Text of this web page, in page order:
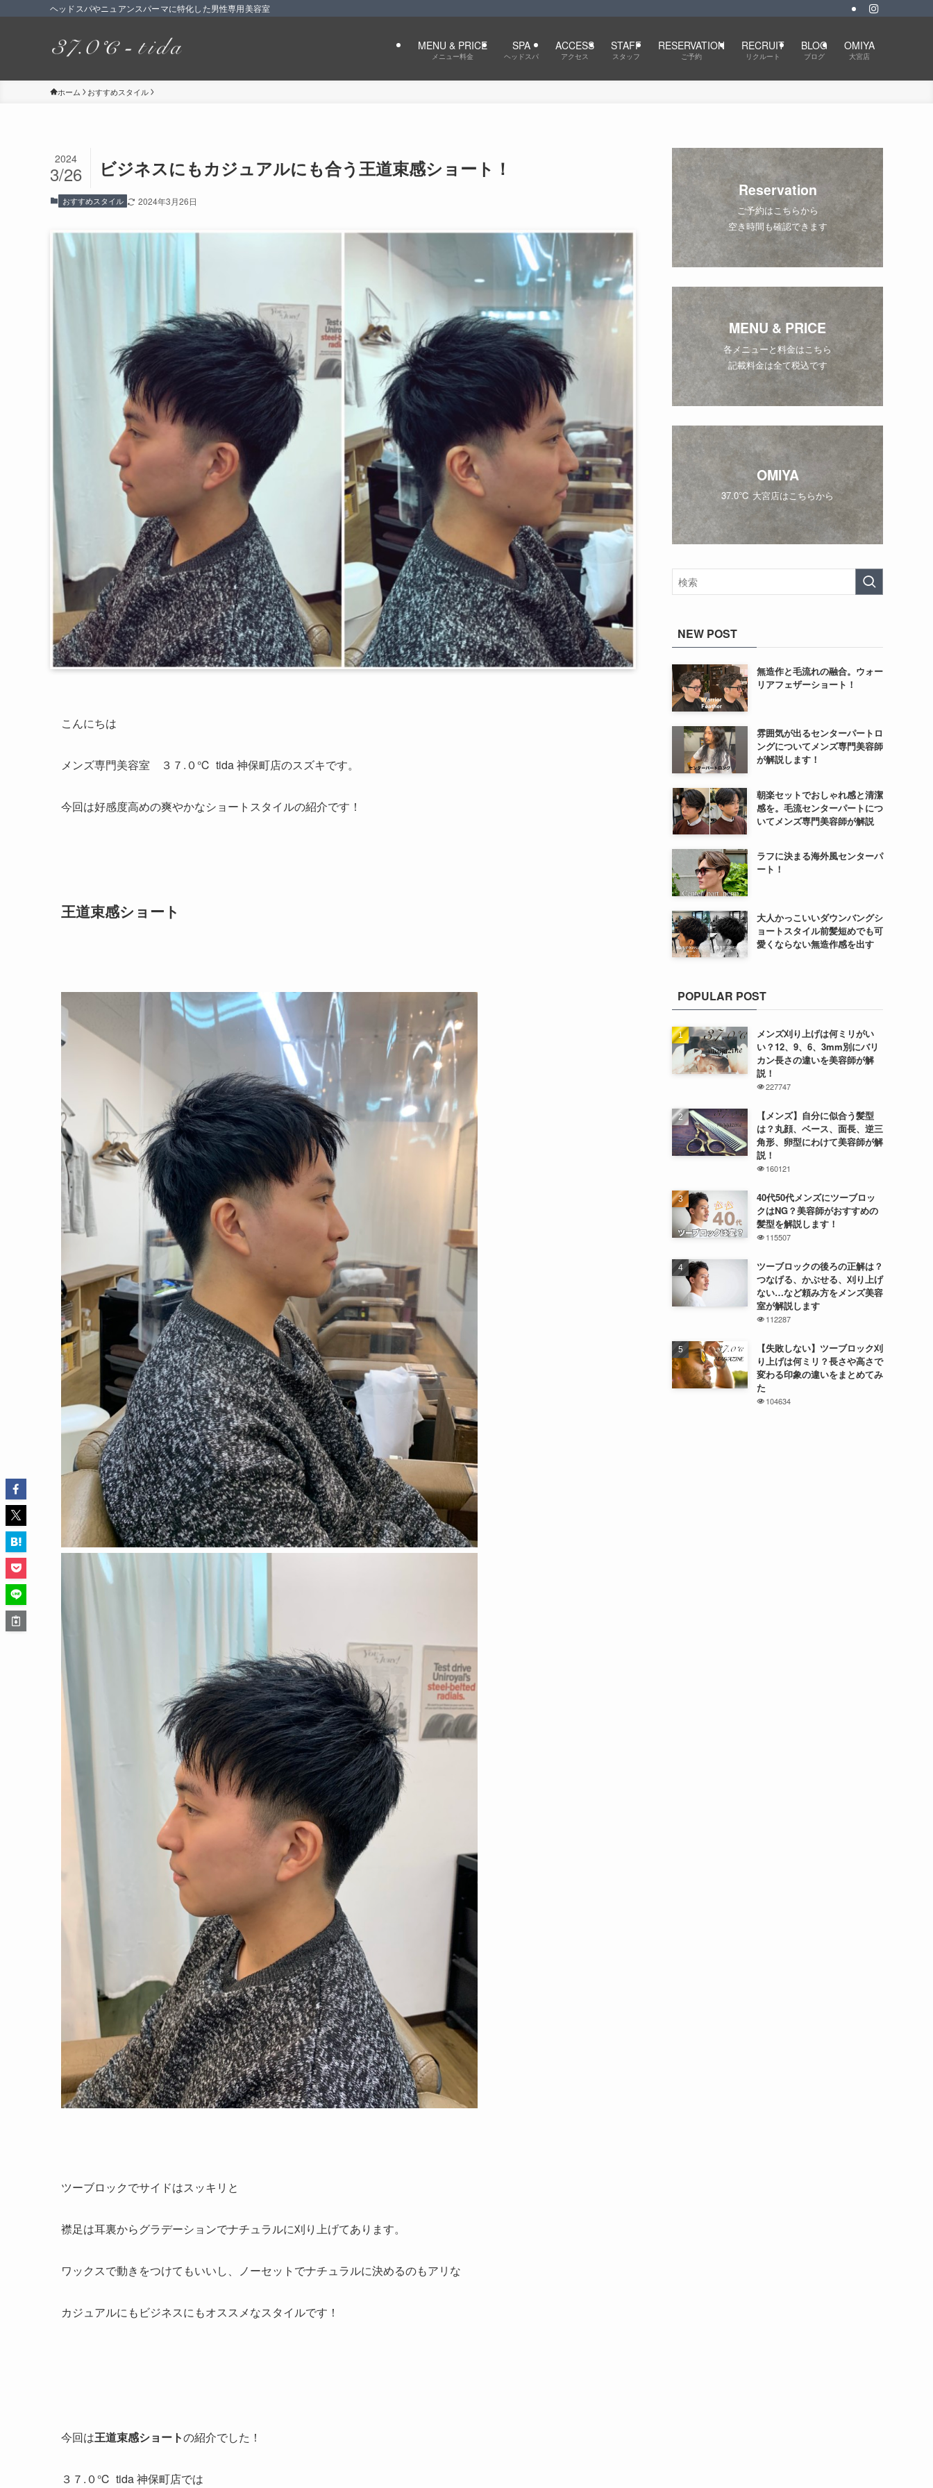
ヘッドスパやニュアンスパーマに特化した男性専用美容室
MENU & PRICE
メニュー料金
SPA
ヘッドスパ
ACCESS
アクセス
STAFF
スタッフ
RESERVATION
ご予約
RECRUIT
リクルート
BLOG
ブログ
OMIYA
大宮店
ホーム おすすめスタイル
ビジネスにもカジュアルにも合う王道束感ショート！
2024
3/26
おすすめスタイル 2024年3月26日
こんにちは
メンズ専門美容室 ３７.０℃ tida 神保町店のスズキです。
今回は好感度高めの爽やかなショートスタイルの紹介です！
王道束感ショート
ツーブロックでサイドはスッキリと
襟足は耳裏からグラデーションでナチュラルに刈り上げてあります。
ワックスで動きをつけてもいいし、ノーセットでナチュラルに決めるのもアリな
カジュアルにもビジネスにもオススメなスタイルです！
今回は王道束感ショートの紹介でした！
３７.０℃ tida 神保町店では
Reservation
ご予約はこちらから
空き時間も確認できます
MENU & PRICE
各メニューと料金はこちら
記載料金は全て税込です
OMIYA
37.0℃ 大宮店はこちらから
NEW POST
無造作と毛流れの融合。ウォー
リアフェザーショート！
雰囲気が出るセンターパートロ
ングについてメンズ専門美容師
が解説します！
朝楽セットでおしゃれ感と清潔
感を。毛流センターパートにつ
いてメンズ専門美容師が解説
ラフに決まる海外風センターパ
ート！
大人かっこいいダウンバングシ
ョートスタイル前髪短めでも可
愛くならない無造作感を出す
POPULAR POST
メンズ刈り上げは何ミリがい
い？12、9、6、3mm別にバリ
カン長さの違いを美容師が解
説！
227747
【メンズ】自分に似合う髪型
は？丸顔、ベース、面長、逆三
角形、卵型にわけて美容師が解
説！
160121
40代50代メンズにツーブロッ
クはNG？美容師がおすすめの
髪型を解説します！
115507
ツーブロックの後ろの正解は？
つなげる、かぶせる、刈り上げ
ない…など頼み方をメンズ美容
室が解説します
112287
【失敗しない】ツーブロック刈
り上げは何ミリ？長さや高さで
変わる印象の違いをまとめてみ
た
104634